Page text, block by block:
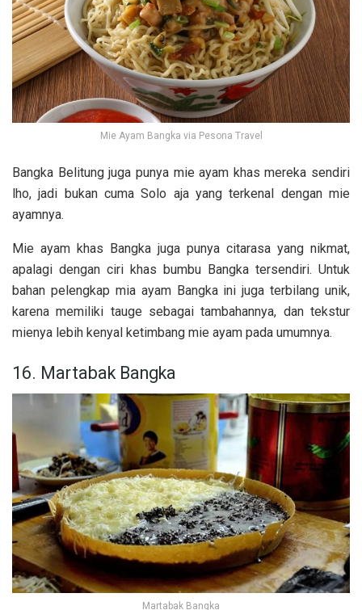
Mie Ayam Bangka via Pesona Travel
Bangka Belitung juga punya mie ayam khas mereka sendiri
lho, jadi bukan cuma Solo aja yang terkenal dengan mie
ayamnya.
Mie ayam khas Bangka juga punya citarasa yang nikmat,
apalagi dengan ciri khas bumbu Bangka tersendiri. Untuk
bahan pelengkap mia ayam Bangka ini juga terbilang unik,
karena memiliki tauge sebagai tambahannya, dan tekstur
mienya lebih kenyal ketimbang mie ayam pada umumnya.
16. Martabak Bangka
Martabak Bangka